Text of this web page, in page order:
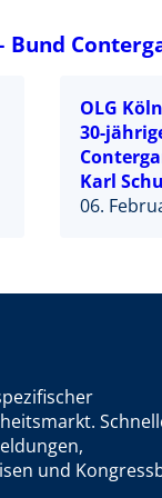
Bund
OLG
30-
Karl
06.
und